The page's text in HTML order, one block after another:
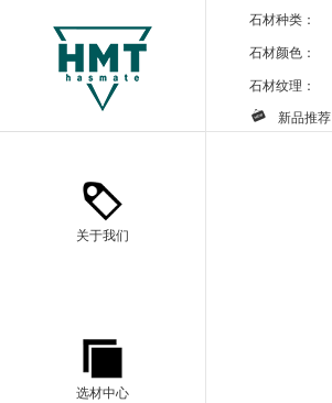
关于我们
选材中心
石材种类：
石材颜色：
石材纹理：
 新品推荐